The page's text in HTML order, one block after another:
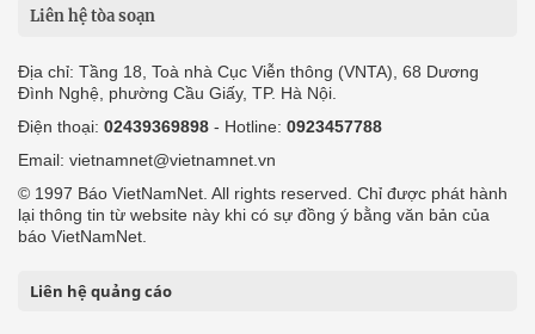
Liên hệ tòa soạn
Địa chỉ: Tầng 18, Toà nhà Cục Viễn thông (VNTA), 68 Dương
Đình Nghệ, phường Cầu Giấy, TP. Hà Nội.
Điện thoại: 02439369898 - Hotline: 0923457788
Email: vietnamnet@vietnamnet.vn
© 1997 Báo VietNamNet. All rights reserved. Chỉ được phát hành
lại thông tin từ website này khi có sự đồng ý bằng văn bản của
báo VietNamNet.
Liên hệ quảng cáo